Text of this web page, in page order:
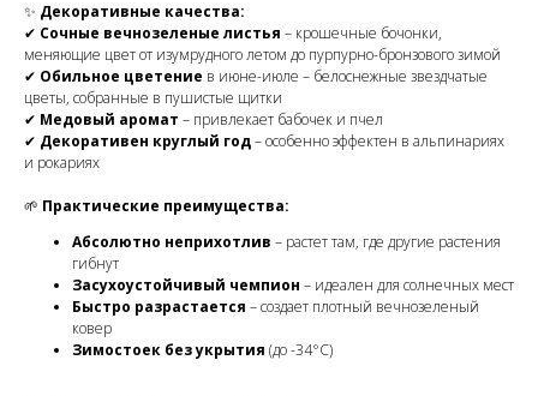
✨ Декоративные качества:
✔ Сочные вечнозеленые листья – крошечные бочонки,
меняющие цвет от изумрудного летом до пурпурно-бронзового зимой
✔ Обильное цветение в июне-июле – белоснежные звездчатые
цветы, собранные в пушистые щитки
✔ Медовый аромат – привлекает бабочек и пчел
✔ Декоративен круглый год– особенно эффектен в альпинариях
и рокариях
🌱 Практические преимущества:
Абсолютно неприхотлив – растет там, где другие растения
гибнут
Засухоустойчивый чемпион – идеален для солнечных мест
Быстро разрастается – создает плотный вечнозеленый
ковер
Зимостоек без укрытия (до -34°C)